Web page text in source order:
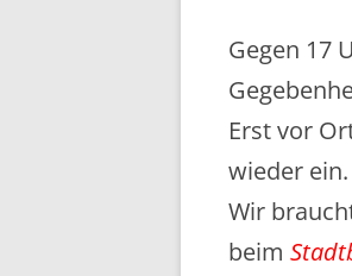
Gegen 17
Erst vor
wieder ein.
Wir
beim